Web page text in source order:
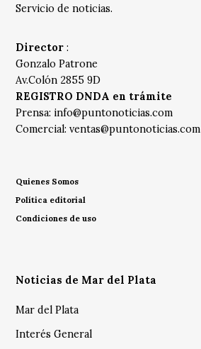
Servicio de noticias.
Director :
Gonzalo Patrone
Av.Colón 2855 9D
REGISTRO DNDA en trámite
Prensa: info@puntonoticias.com
Comercial:ventas@puntonoticias.com
Quienes Somos
Política editorial
Condiciones de uso
Noticias de Mar del Plata
Mar del Plata
Interés General